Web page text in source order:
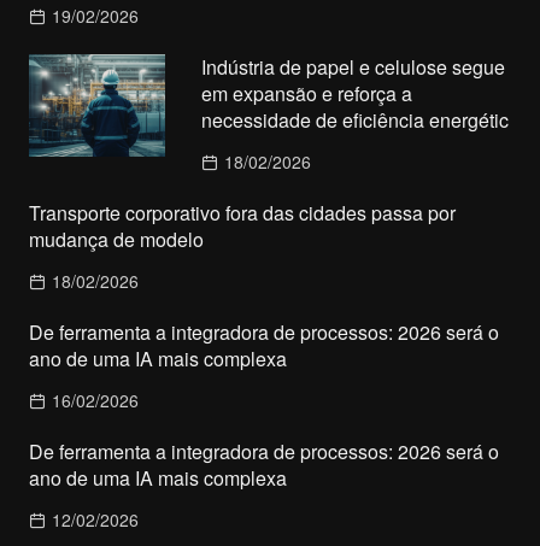
19/02/2026
Indústria de papel e celulose segue
em expansão e reforça a
necessidade de eficiência energétic
18/02/2026
Transporte corporativo fora das cidades passa por
mudança de modelo
18/02/2026
De ferramenta a integradora de processos: 2026 será o
ano de uma IA mais complexa
16/02/2026
De ferramenta a integradora de processos: 2026 será o
ano de uma IA mais complexa
12/02/2026